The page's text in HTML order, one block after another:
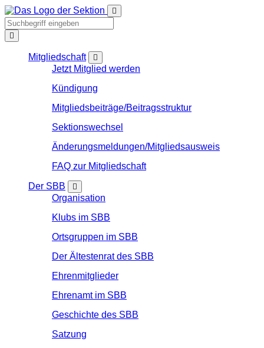
Mitgliedschaft
Jetzt Mitglied werden
Kündigung
Mitgliedsbeiträge/Beitragsstruktur
Sektionswechsel
Änderungsmeldungen/Mitgliedsausweis
FAQ zur Mitgliedschaft
Der SBB
Organisation
Klubs im SBB
Ortsgruppen im SBB
Der Ältestenrat des SBB
Ehrenmitglieder
Ehrenamt im SBB
Geschichte des SBB
Satzung